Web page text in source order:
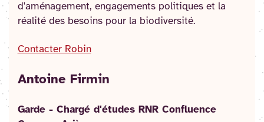
d'aménagement, engagements politiques et la
réalité des besoins pour la biodiversité.
Contacter Robin
Antoine Firmin
Garde - Chargé d'études RNR Confluence